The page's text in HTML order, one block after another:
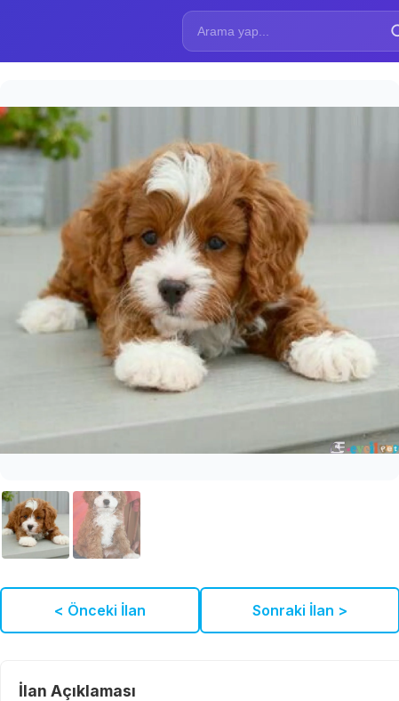
< Önceki İlan Sonraki İlan >
İlan Açıklaması